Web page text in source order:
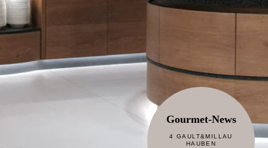
Gourmet-News
4 GAULT&MILLAU
HAUBEN